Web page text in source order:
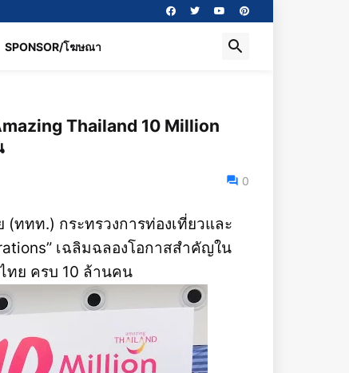
SPONSOR/โฆษณา
Thailand 10 Million
0
ททท.) กระทรวงการท่องเที่ยวและ
เฉลิมฉลองโอกาสสำคัญใน
ทย ครบ 10 ล้านคน